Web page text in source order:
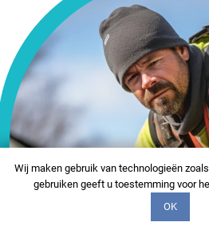
Wij maken gebruik van technologieën
gebruiken geeft u toestemming voor
OK